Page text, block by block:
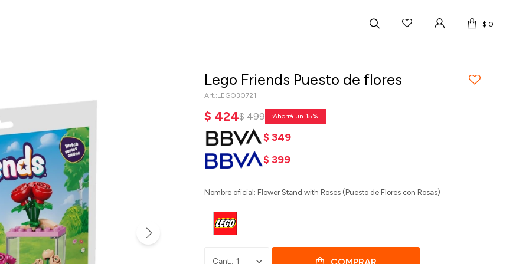
$ 0
Lego Friends Puesto de flores
LEGO30721
$ 424$ 499 15
$ 349
$ 399
Nombre oficial: Flower Stand with Roses (Puesto de Flores con Rosas)
1